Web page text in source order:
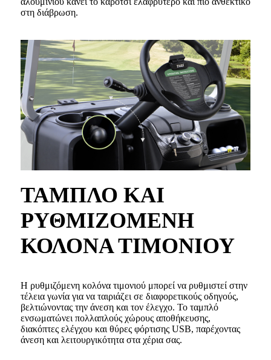
στη διάβρωση.
ΤΑΜΠΛΟ ΚΑΙ
ΡΥΘΜΙΖΟΜΕΝΗ
ΚΟΛΟΝΑ ΤΙΜΟΝΙΟΥ
Η ρυθμιζόμενη κολόνα τιμονιού μπορεί να ρυθμιστεί στην
τέλεια γωνία για να ταιριάζει σε διαφορετικούς οδηγούς,
βελτιώνοντας την άνεση και τον έλεγχο. Το ταμπλό
ενσωματώνει πολλαπλούς χώρους αποθήκευσης,
διακόπτες ελέγχου και θύρες φόρτισης USB, παρέχοντας
άνεση και λειτουργικότητα στα χέρια σας.